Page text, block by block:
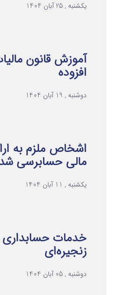
یکشنبه , 25 آبان 1404
آموزش قانون
افزوده
دوشنبه , 19 آبان 1404
اشخاص ملزم به
مالی حسابرسی شده
یکشنبه , 11 آبان 1404
خدمات حسابداری
زنجیره‌ای
دوشنبه , 05 آبان 1404